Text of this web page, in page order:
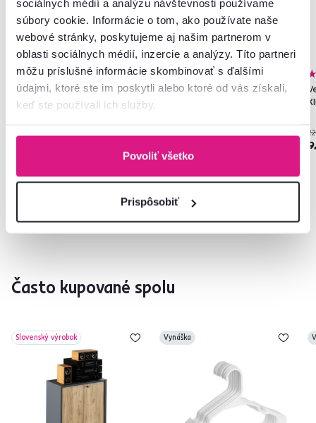
sociálnych médií a analýzu návštevnosti používame
súbory cookie. Informácie o tom, ako používate naše
webové stránky, poskytujeme aj našim partnerom v
oblasti sociálnych médií, inzercie a analýzy. Títo partneri
môžu príslušné informácie skombinovať s ďalšími
údajmi, ktoré ste im poskytli alebo ktoré od vás získali,
keď ste používali ich služby.
Povoliť všetko
Prispôsobiť
4,8 31
Stojan na oblečenie s policami,
biela, RETOR
3,2 1
Šatníkový organizér/regál s
Často kupované spolu
Slovenský výrobok Vynáška